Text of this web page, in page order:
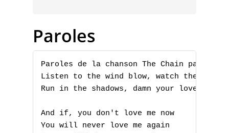
Paroles
Paroles de la chanson The Chain par
Listen to the wind blow, watch the sun
Run in the shadows, damn your love,
And if, you don't love me now
You will never love me again